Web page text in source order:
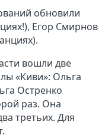
обновили
Егор Смирнов
вошли две
«Киви»: Ольга
Остренко
раз. Она
третьих. Для